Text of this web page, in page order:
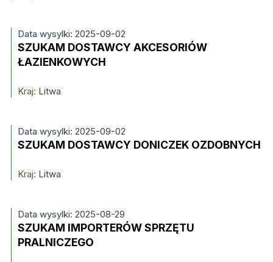
Data wysylki: 2025-09-02
SZUKAM DOSTAWCY AKCESORIÓW
ŁAZIENKOWYCH
Kraj: Litwa
Data wysylki: 2025-09-02
SZUKAM DOSTAWCY DONICZEK OZDOBNYCH
Kraj: Litwa
Data wysylki: 2025-08-29
SZUKAM IMPORTERÓW SPRZĘTU
PRALNICZEGO